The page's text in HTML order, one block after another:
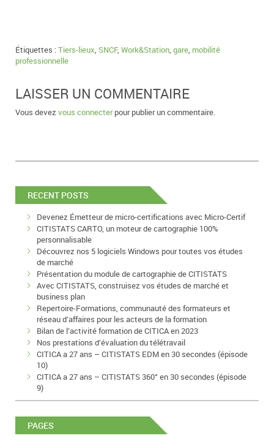
Étiquettes :Tiers-lieux, SNCF, Work&Station, gare, mobilité
professionnelle
LAISSER UN COMMENTAIRE
Vous devez vous connecterpour publier un commentaire.
RECENT POSTS
Devenez Émetteur de micro-certifications avec Micro-Certif
CITISTATS CARTO, un moteur de cartographie 100%
personnalisable
Découvrez nos 5 logiciels Windows pour toutes vos études
de marché
Présentation du module de cartographie de CITISTATS
Avec CITISTATS, construisez vos études de marché et
business plan
Repertoire-Formations, communauté des formateurs et
réseau d’affaires pour les acteurs de la formation
Bilan de l’activité formation de CITICA en 2023
Nos prestations d’évaluation du télétravail
CITICA a 27 ans – CITISTATS EDM en 30 secondes (épisode
10)
CITICA a 27 ans – CITISTATS 360° en 30 secondes (épisode
9)
PAGES